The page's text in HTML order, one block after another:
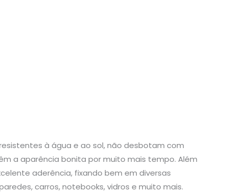
à água e ao sol, não desbotam com
a aparência bonita por muito mais tempo. Além
aderência, fixando bem em diversas
carros, notebooks, vidros e muito mais.